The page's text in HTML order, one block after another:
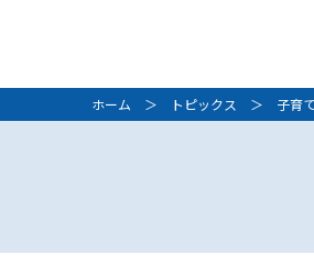
ホーム ＞ トピックス ＞ 子育て